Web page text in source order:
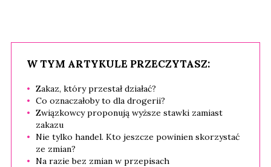
W TYM ARTYKULE PRZECZYTASZ:
Zakaz, który przestał działać?
Co oznaczałoby to dla drogerii?
Związkowcy proponują wyższe stawki zamiast
zakazu
Nie tylko handel. Kto jeszcze powinien skorzystać
ze zmian?
Na razie bez zmian w przepisach